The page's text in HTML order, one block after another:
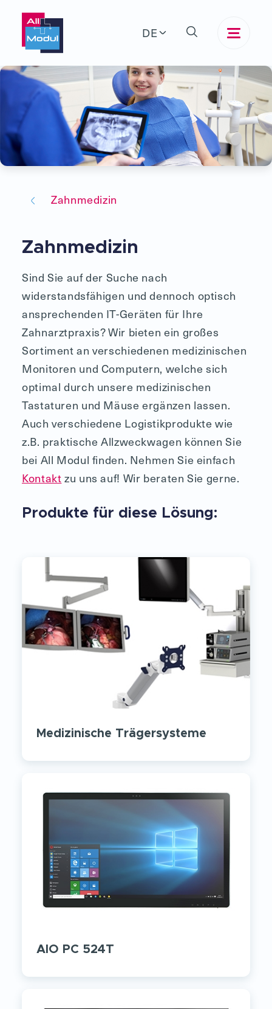
DE
Zahnmedizin
Zahnmedizin
Sind Sie auf der Suche nach
widerstandsfähigen und dennoch optisch
ansprechenden IT-Geräten für Ihre
Zahnarztpraxis? Wir bieten ein großes
Sortiment an verschiedenen medizinischen
Monitoren und Computern, welche sich
optimal durch unsere medizinischen
Tastaturen und Mäuse ergänzen lassen.
Auch verschiedene Logistikprodukte wie
z.B. praktische Allzweckwagen können Sie
bei All Modul finden. Nehmen Sie einfach
Kontaktzu uns auf! Wir beraten Sie gerne.
Produkte für diese Lösung:
Medizinische Trägersysteme
AIO PC 524T